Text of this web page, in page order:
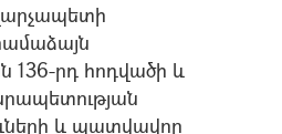
136-րդ հոդվածի և
և պատվավոր